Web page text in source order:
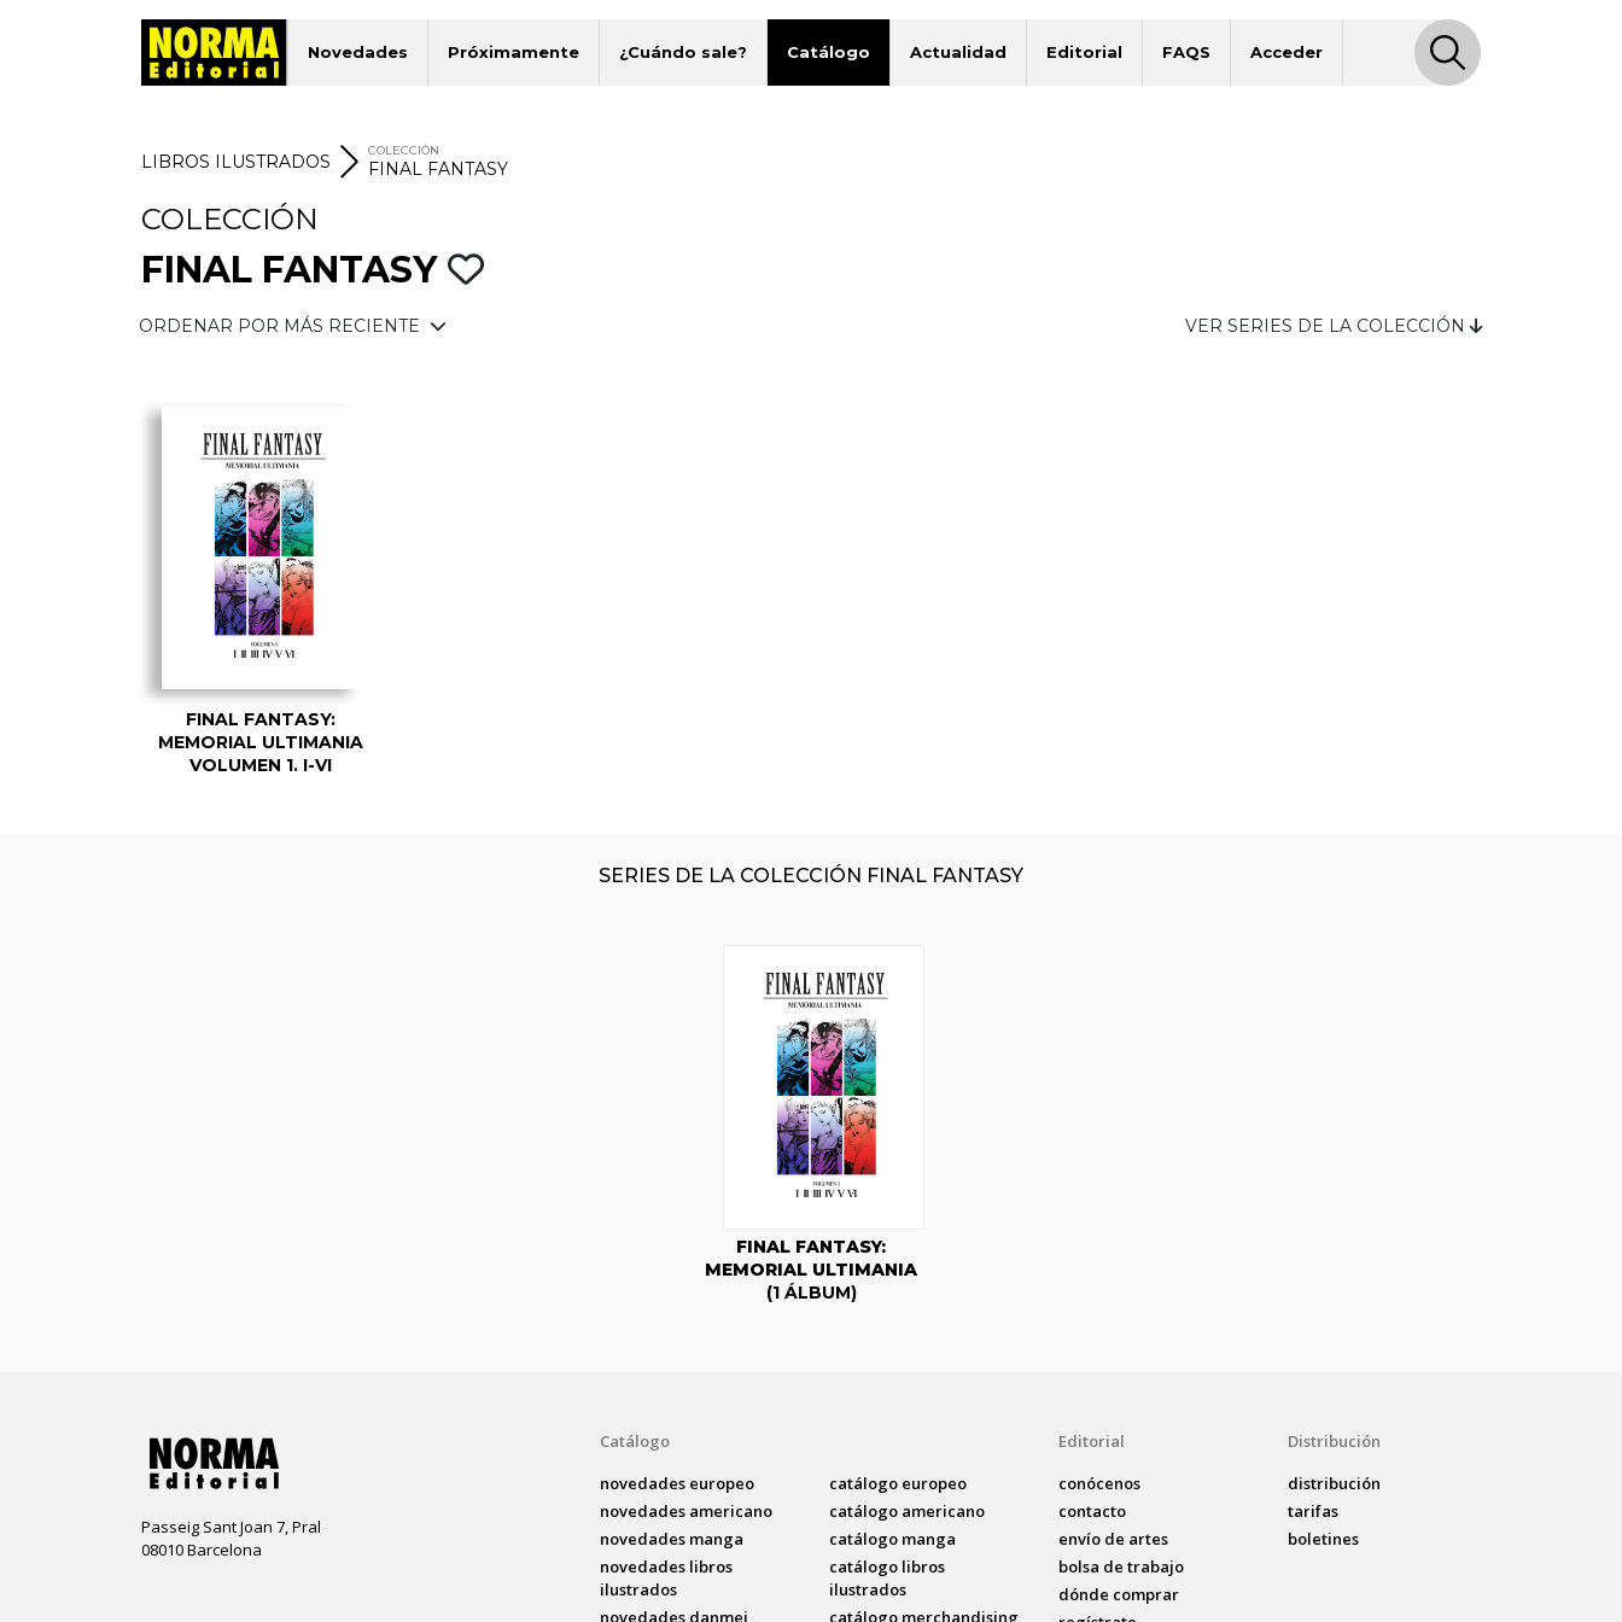
Novedades Próximamente ¿Cuándo sale? Catálogo Actualidad Editorial FAQS Acceder
LIBROS ILUSTRADOS
COLECCIÓN
FINAL FANTASY
COLECCIÓN
FINAL FANTASY
ORDENAR POR MÁS RECIENTE VER SERIES DE LA COLECCIÓN
FINAL FANTASY:
MEMORIAL ULTIMANIA
VOLUMEN 1. I-VI
SERIES DE LA COLECCIÓN FINAL FANTASY
FINAL FANTASY:
MEMORIAL ULTIMANIA
(1 ÁLBUM)
Passeig Sant Joan 7, Pral
08010 Barcelona
Catálogo
novedades europeo
novedades americano
novedades manga
novedades libros
ilustrados
novedades danmei
catálogo europeo
catálogo americano
catálogo manga
catálogo libros
ilustrados
catálogo merchandising
Editorial
conócenos
contacto
envío de artes
bolsa de trabajo
dónde comprar
Distribución
distribución
tarifas
boletines